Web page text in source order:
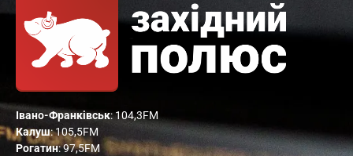
Івано-Франківськ: 104,3FM
Калуш: 105,5FM
Рогатин: 97,5FM